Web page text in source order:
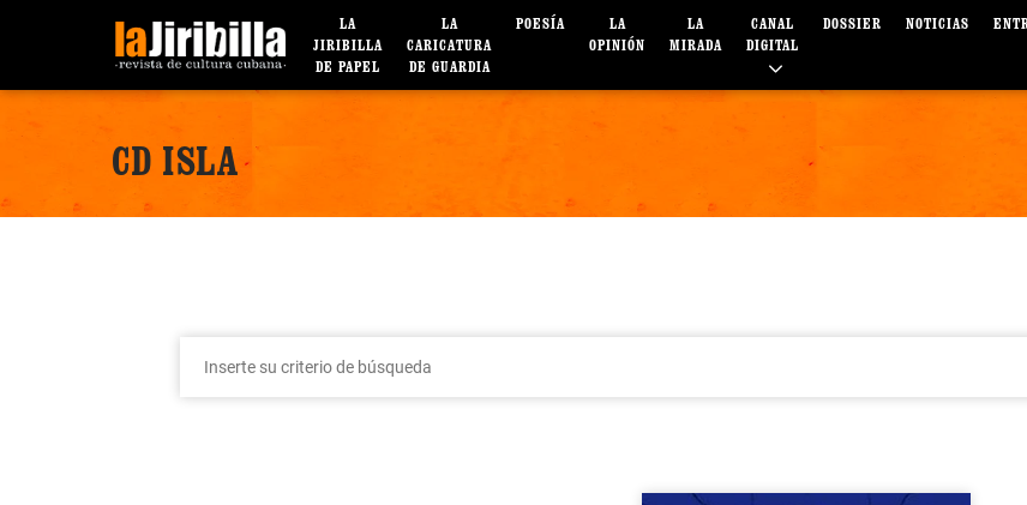
LA
JIRIBILLA
DE PAPEL
LA
CARICATURA
DE GUARDIA
POESÍA
LA
OPINIÓN
LA
MIRADA
CANAL
DIGITAL
DOSSIER NOTICIAS
CD ISLA